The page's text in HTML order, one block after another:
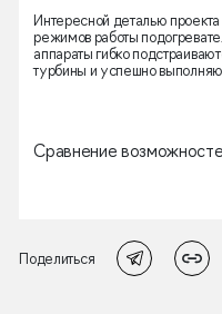
Интересной деталью
режимов работы
аппараты гибко
турбины и успешно
Сравнение
Поделиться